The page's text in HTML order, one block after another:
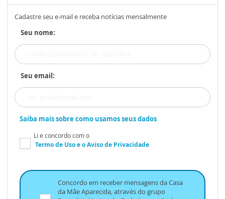
Cadastre seu e-mail e receba notícias mensalmente
Seu nome:
Seu email:
Saiba mais sobre como usamos seus dados
Li e concordo com o
Termo de Usoe oAviso de Privacidade
Concordo em receber mensagens da Casa
da Mãe Aparecida, através do grupo